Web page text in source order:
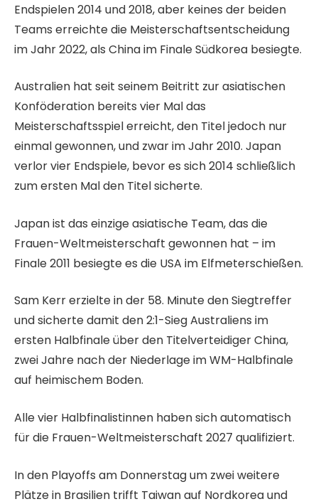
Endspielen 2014 und 2018, aber keines der beiden
Teams erreichte die Meisterschaftsentscheidung
im Jahr 2022, als China im Finale Südkorea besiegte.
Australien hat seit seinem Beitritt zur asiatischen
Konföderation bereits vier Mal das
Meisterschaftsspiel erreicht, den Titel jedoch nur
einmal gewonnen, und zwar im Jahr 2010. Japan
verlor vier Endspiele, bevor es sich 2014 schließlich
zum ersten Mal den Titel sicherte.
Japan ist das einzige asiatische Team, das die
Frauen-Weltmeisterschaft gewonnen hat – im
Finale 2011 besiegte es die USA im Elfmeterschießen.
Sam Kerr erzielte in der 58. Minute den Siegtreffer
und sicherte damit den 2:1-Sieg Australiens im
ersten Halbfinale über den Titelverteidiger China,
zwei Jahre nach der Niederlage im WM-Halbfinale
auf heimischem Boden.
Alle vier Halbfinalistinnen haben sich automatisch
für die Frauen-Weltmeisterschaft 2027 qualifiziert.
In den Playoffs am Donnerstag um zwei weitere
Plätze in Brasilien trifft Taiwan auf Nordkorea und